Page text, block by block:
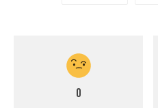
0